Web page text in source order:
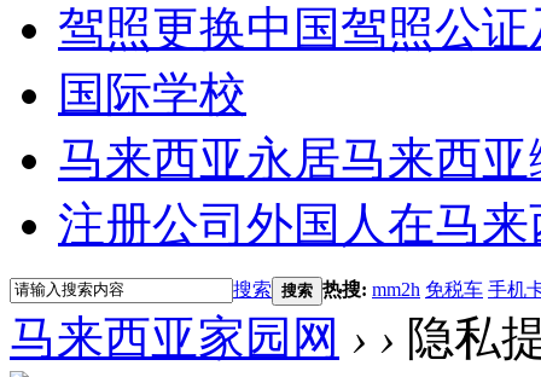
驾照更换中国驾照公
国际学校
马来西亚永居马来西
注册公司 外国人在马
搜索 搜索 热搜: mm2h 免税车 手机
马来西亚家园网 › › 隐私